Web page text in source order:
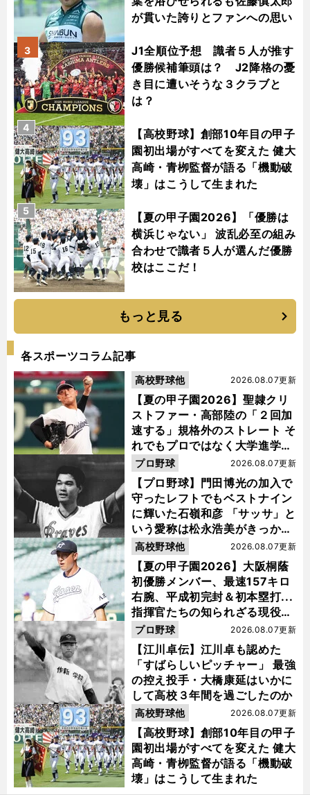
が貫いた誇りとファンへの思い
J1全順位予想 識者５人が推す
優勝候補筆頭は？ J2降格の憂
き目に遭いそうな３クラブと
は？
3
【高校野球】創部10年目の甲子
園初出場がすべてを変えた 健大
高崎・青栁監督が語る「機動破
壊」はこうして生まれた
4
【夏の甲子園2026】「優勝は
横浜じゃない」 波乱必至の組み
合わせで識者５人が選んだ優勝
校はここだ！
5
もっと見る
各スポーツコラム記事
【夏の甲子園2026】聖隷クリ
ストファー・高部陸の「２回加
速する」規格外のストレート そ
れでもプロではなく大学進学を
選ぶ理由
2026.08.07更新
高校野球他
【プロ野球】門田博光の加入で
守ったレフトでもベストナイン
に輝いた石嶺和彦 「サッサ」と
いう愛称は松永浩美がきっか
け？
2026.08.07更新
プロ野球
【夏の甲子園2026】大阪桐蔭
初優勝メンバー、最速157キロ
右腕、平成初完封＆初本塁打...
指揮官たちの知られざる現役時
代
2026.08.07更新
高校野球他
【江川卓伝】江川卓も認めた
「すばらしいピッチャー」 最強
の控え投手・大橋康延はいかに
して高校３年間を過ごしたのか
2026.08.07更新
プロ野球
【高校野球】創部10年目の甲子
園初出場がすべてを変えた 健大
高崎・青栁監督が語る「機動破
壊」はこうして生まれた
2026.08.07更新
高校野球他